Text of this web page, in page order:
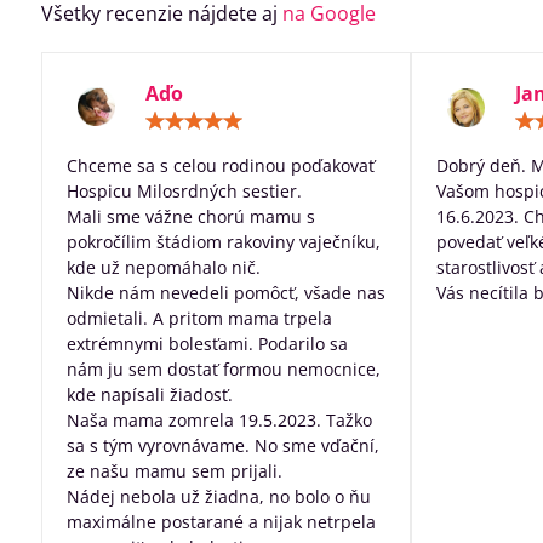
Všetky recenzie nájdete aj na Google
Aďo
/
5
Chceme sa s celou rodinou poďakovať
Hospicu Milosrdných sestier.
Mali sme vážne chorú mamu s
pokročílim štádiom rakoviny vaječníku,
kde už nepomáhalo nič.
Nikde nám nevedeli pomôcť, všade nas
odmietali. A pritom mama trpela
extrémnymi bolesťami. Podarilo sa
nám ju sem dostať formou nemocnice,
kde napísali žiadosť.
Naša mama zomrela 19.5.2023. Tažko
sa s tým vyrovnávame. No sme vďační,
ze našu mamu sem prijali.
Nádej nebola už žiadna, no bolo o ňu
maximálne postarané a nijak netrpela
Dobrý deň.
Vašom
16.6.2023.
povedať
starostlivosť
Vás necítila